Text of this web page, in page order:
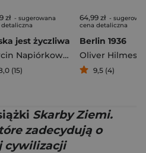
zł - sugerowana
jest życzliwa
Marcin Napiórkowski
(15)
64,99 zł -
cena detaliczna
Berlin 1936
Oliver Hilmes
9,5 (4)
Skarby Ziemi.
zadecydują o
cywilizacji